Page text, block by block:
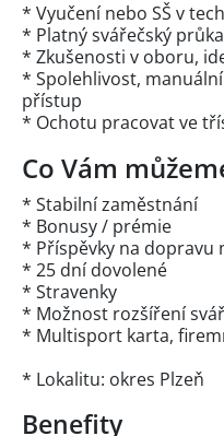
* Vyučení nebo SŠ v
* Platný svářečský
* Zkušenosti v oboru,
* Spolehlivost,
přístup
* Ochotu pracovat ve
Co Vám
* Stabilní zaměstnání
* Bonusy / prémie
* Příspěvky na dopravu
* 25 dní dovolené
* Stravenky
* Možnost rozšíření
* Multisport karta,
* Lokalitu: okres Plzeň
Benefity